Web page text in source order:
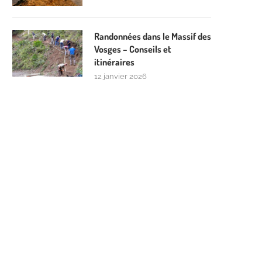
Randonnées dans le Massif des
Vosges – Conseils et
itinéraires
12 janvier 2026